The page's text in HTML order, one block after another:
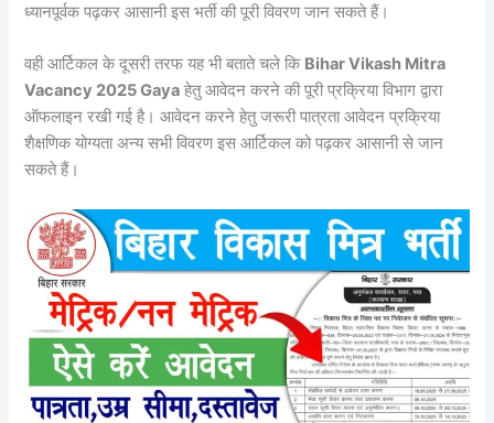
ध्यानपूर्वक पढ़कर आसानी इस भर्ती की पूरी विवरण जान सकते हैं।
वही आर्टिकल के दूसरी तरफ यह भी बताते चले कि Bihar Vikash Mitra
Vacancy 2025 Gaya हेतु आवेदन करने की पूरी प्रक्रिया विभाग द्वारा
ऑफलाइन रखी गई है। आवेदन करने हेतु जरूरी पात्रता आवेदन प्रक्रिया
शैक्षणिक योग्यता अन्य सभी विवरण इस आर्टिकल को पढ़कर आसानी से जान
सकते हैं।